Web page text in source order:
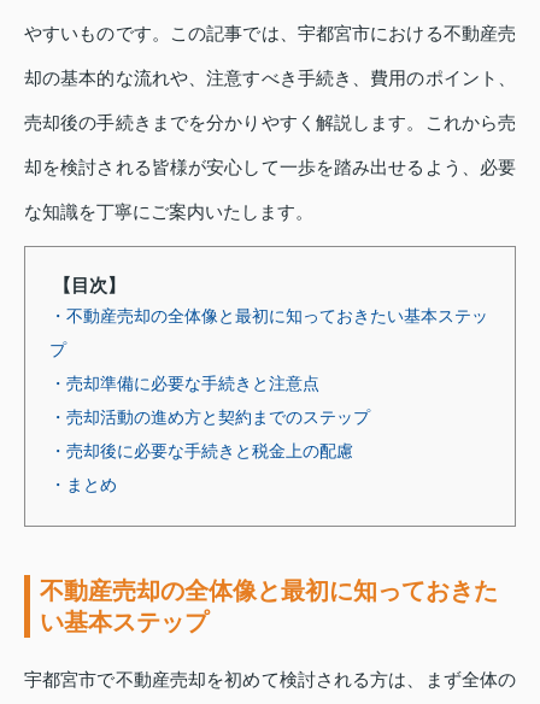
やすいものです。この記事では、宇都宮市における不動産売
却の基本的な流れや、注意すべき手続き、費用のポイント、
売却後の手続きまでを分かりやすく解説します。これから売
却を検討される皆様が安心して一歩を踏み出せるよう、必要
な知識を丁寧にご案内いたします。
【目次】
・不動産売却の全体像と最初に知っておきたい基本ステッ
プ
・売却準備に必要な手続きと注意点
・売却活動の進め方と契約までのステップ
・売却後に必要な手続きと税金上の配慮
・まとめ
不動産売却の全体像と最初に知っておきた
い基本ステップ
宇都宮市で不動産売却を初めて検討される方は、まず全体の